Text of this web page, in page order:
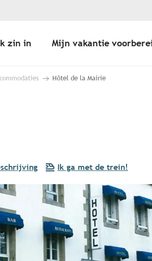
zin in Mijn vakantie
Hôtel de la Mairie
Ik ga met de trein!